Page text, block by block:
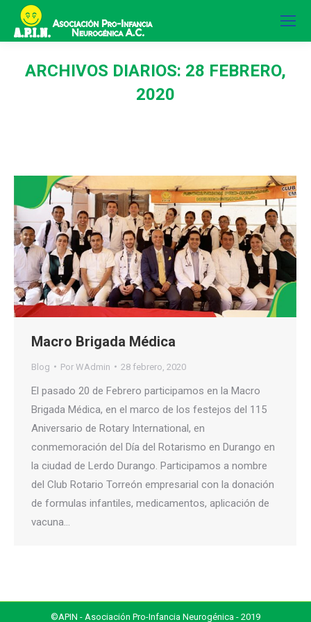
ARCHIVOS DIARIOS: 28 FEBRERO,
2020
Macro Brigada Médica
Blog Por WAdmin 28 febrero, 2020
El pasado 20 de Febrero participamos en la Macro
Brigada Médica, en el marco de los festejos del 115
Aniversario de Rotary International, en
conmemoración del Día del Rotarismo en Durango en
la ciudad de Lerdo Durango. Participamos a nombre
del Club Rotario Torreón empresarial con la donación
de formulas infantiles, medicamentos, aplicación de
vacuna…
©APIN - Asociación Pro-Infancia Neurogénica - 2019